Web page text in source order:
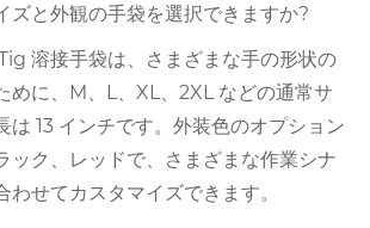
ズと外観の手袋を選択できますか?
溶接手袋は、さまざまな手の形状の
めに、M、L、XL、2XL などの通常サ
は 13 インチです。外装色のオプション
ック、レッドで、さまざまな作業シナ
わせてカスタマイズできます。